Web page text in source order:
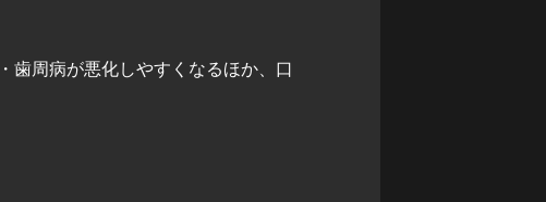
歯周病が悪化しやすくなるほか、口